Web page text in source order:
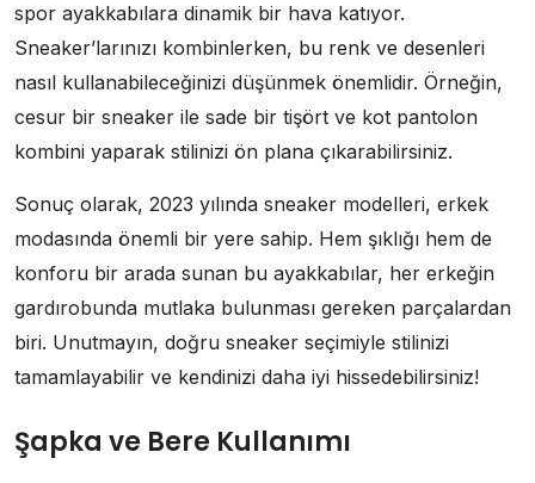
spor ayakkabılara dinamik bir hava katıyor.
Sneaker’larınızı kombinlerken, bu renk ve desenleri
nasıl kullanabileceğinizi düşünmek önemlidir. Örneğin,
cesur bir sneaker ile sade bir tişört ve kot pantolon
kombini yaparak stilinizi ön plana çıkarabilirsiniz.
Sonuç olarak, 2023 yılında sneaker modelleri, erkek
modasında önemli bir yere sahip. Hem şıklığı hem de
konforu bir arada sunan bu ayakkabılar, her erkeğin
gardırobunda mutlaka bulunması gereken parçalardan
biri. Unutmayın, doğru sneaker seçimiyle stilinizi
tamamlayabilir ve kendinizi daha iyi hissedebilirsiniz!
Şapka ve Bere Kullanımı